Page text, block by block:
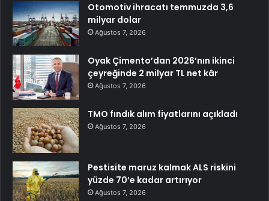
Otomotiv ihracatı temmuzda 3,6
milyar dolar
Ağustos 7, 2026
Oyak Çimento’dan 2026’nın ikinci
çeyreğinde 2 milyar TL net kâr
Ağustos 7, 2026
TMO fındık alım fiyatlarını açıkladı
Ağustos 7, 2026
Pestisite maruz kalmak ALS riskini
yüzde 70’e kadar artırıyor
Ağustos 7, 2026